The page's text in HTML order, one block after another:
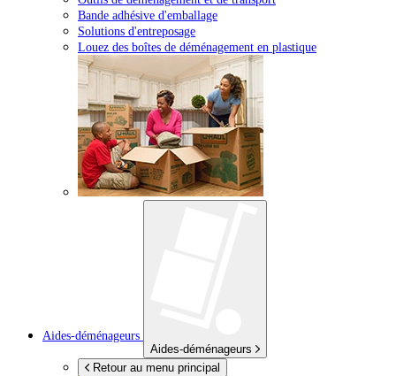
Bande adhésive d'emballage
Solutions d'entreposage
Louez des boîtes de déménagement en plastique
Aides-déménageurs
Aides-déménageurs
Retour au menu principal